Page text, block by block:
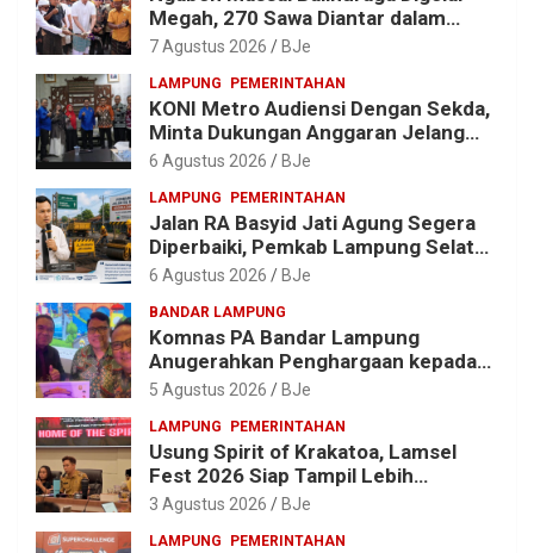
Megah, 270 Sawa Diantar dalam
Tradisi Suci yang Gerakkan Ekonomi
7 Agustus 2026 BJe
LAMPUNG PEMERINTAHAN
KONI Metro Audiensi Dengan Sekda,
Minta Dukungan Anggaran Jelang
Porprov X Lampung
6 Agustus 2026 BJe
LAMPUNG PEMERINTAHAN
Jalan RA Basyid Jati Agung Segera
Diperbaiki, Pemkab Lampung Selatan
Alokasikan Rp1,13 Miliar
6 Agustus 2026 BJe
BANDAR LAMPUNG
Komnas PA Bandar Lampung
Anugerahkan Penghargaan kepada
Kombes Pol. Alfret Jacob Tilukay
5 Agustus 2026 BJe
LAMPUNG PEMERINTAHAN
Usung Spirit of Krakatoa, Lamsel
Fest 2026 Siap Tampil Lebih
Spektakuler dengan Empat Event
3 Agustus 2026 BJe
LAMPUNG PEMERINTAHAN